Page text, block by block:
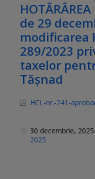
de 29
modificarea
289/2023
taxelor
Tășnad
HCL-nr.-241-
30 decembrie, 2025
2025